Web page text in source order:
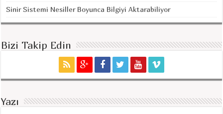
Sinir Sistemi Nesiller Boyunca Bilgiyi Aktarabiliyor
Bizi Takip Edin
Yazı